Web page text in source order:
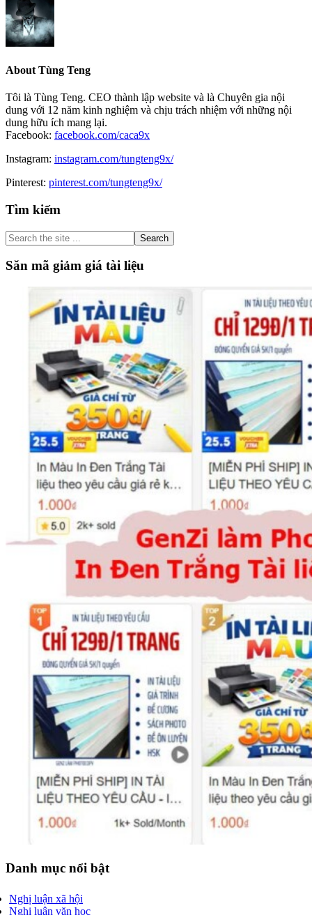
About Tùng Teng
Tôi là Tùng Teng. CEO thành lập website và là Chuyên gia nội
dung với 12 năm kinh nghiệm và chịu trách nhiệm với những nội
dung hữu ích mang lại.
Facebook: facebook.com/caca9x
Instagram: instagram.com/tungteng9x/
Pinterest: pinterest.com/tungteng9x/
Primary
Sidebar
Tìm kiếm
Search
the
site
...
Săn mã giảm giá tài liệu
Danh mục nổi bật
Nghị luận xã hội
Nghị luận văn học